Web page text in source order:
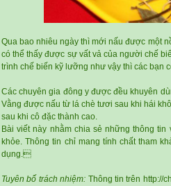
Qua bao nhiêu ngày thì mới nấu được một
có thể thấy được sự vất vả của người chế
trình chế biến kỹ lưỡng như vậy thì các bạn
Các chuyên gia đông y được đều khuyên
Vằng được nấu từ lá chè tươi sau khi hái
sau khi cô đặc thành cao.
Bài viết này nhằm chia sẻ những thông
khỏe. Thông tin chỉ mang tính chất tham
dụng.
Tuyên bố trách nhiệm: Thông tin trên http://